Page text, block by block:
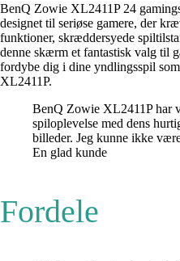
BenQ Zowie XL2411P 24
designet til seriøse gamere, der
funktioner, skræddersyede
denne skærm et fantastisk valg til
fordybe dig i dine yndlingsspil
XL2411P.
BenQ Zowie XL2411P har
spiloplevelse med dens
billeder. Jeg kunne ikke
En glad kunde
Fordele